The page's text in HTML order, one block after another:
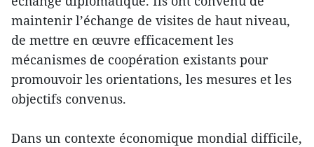
maintenir l’échange de visites de haut niveau,
de mettre en œuvre efficacement les
mécanismes de coopération existants pour
promouvoir les orientations, les mesures et les
objectifs convenus.
Dans un contexte économique mondial difficile,